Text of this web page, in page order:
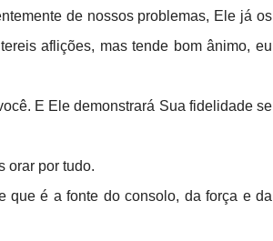
de nossos problemas, Ele já os
aflições, mas tende bom ânimo, eu
E Ele demonstrará Sua fidelidade se
orar por tudo.
que é a fonte do consolo, da força e da